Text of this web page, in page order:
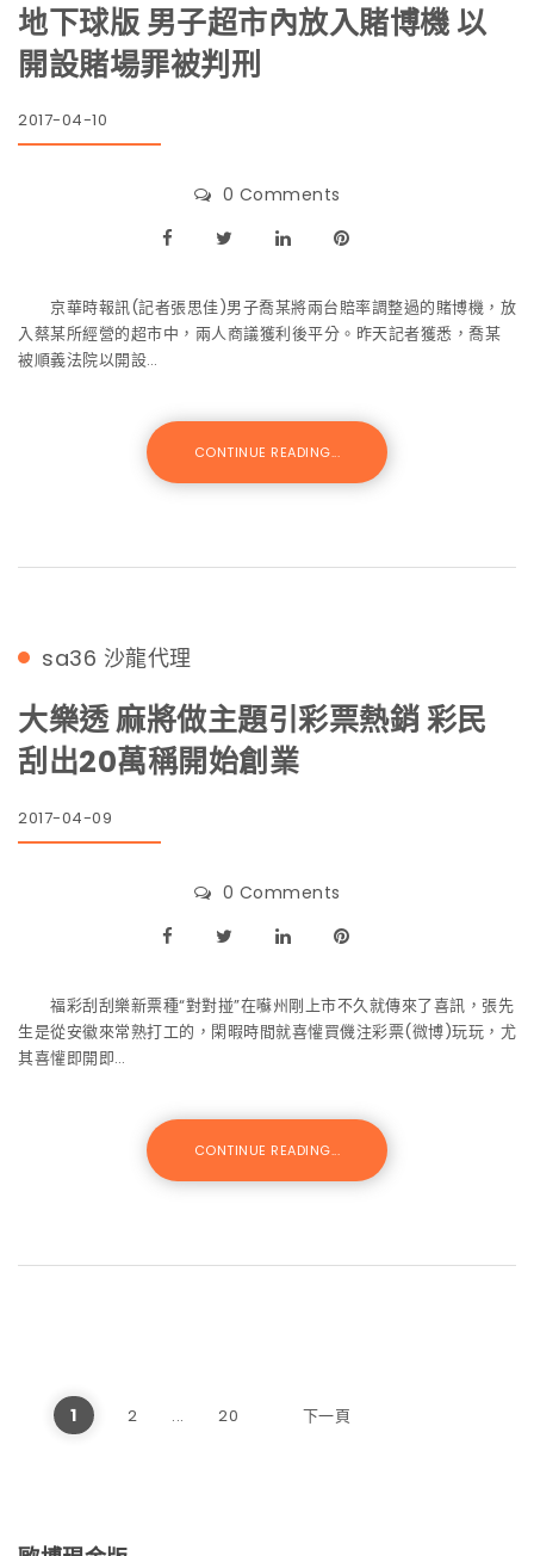
地下球版 男子超市內放入賭博機 以
開設賭場罪被判刑
2017-04-10
0 Comments
京華時報訊(記者張思佳)男子喬某將兩台賠率調整過的賭博機，放
入蔡某所經營的超市中，兩人商議獲利後平分。昨天記者獲悉，喬某
被順義法院以開設…
CONTINUE READING...
sa36 沙龍代理
大樂透 麻將做主題引彩票熱銷 彩民
刮出20萬稱開始創業
2017-04-09
0 Comments
福彩刮刮樂新票種“對對掽”在囌州剛上市不久就傳來了喜訊，張先
生是從安徽來常熟打工的，閑暇時間就喜懽買僟注彩票(微博)玩玩，尤
其喜懽即開即…
CONTINUE READING...
文章分頁
1 2 ... 20 下一頁